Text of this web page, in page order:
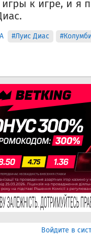
к игре, и я
#Луис Диас
Войдите в